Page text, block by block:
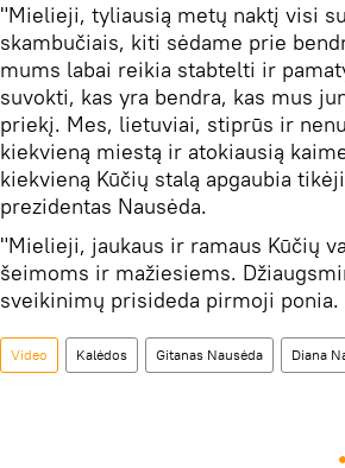
"Mielieji, tyliausią metų naktį visi
skambučiais, kiti sėdame prie
mums labai reikia stabtelti ir
suvokti, kas yra bendra, kas mus
priekį. Mes, lietuviai, stiprūs ir
kiekvieną miestą ir atokiausią
kiekvieną Kūčių stalą apgaubia
prezidentas Nausėda.
"Mielieji, jaukaus ir ramaus Kūčių
šeimoms ir mažiesiems.
sveikinimų prisideda pirmoji ponia.
Video Kalėdos Gitanas Nausėda Diana